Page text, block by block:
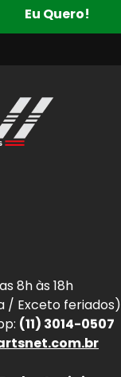
Eu Quero!
8h às 18h
/ Exceto feriados)
(11) 3014-0507